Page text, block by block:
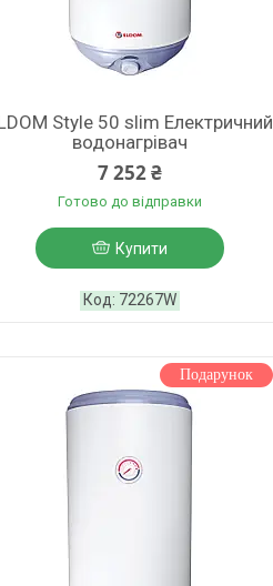
Style 50 slim Електричний
водонагрівач
7 252 ₴
Готово до відправки
Купити
72267W
Подарунок